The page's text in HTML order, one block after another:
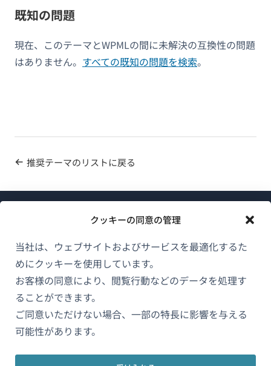
クッキーの同意の管理
当社は、ウェブサイトおよびサービスを最適化するた
めにクッキーを使用しています。
お客様の同意により、閲覧行動などのデータを処理す
ることができます。
ご同意いただけない場合、一部の特長に影響を与える
可能性があります。
既知の問題
現在、このテーマとWPMLの間に未解決の互換性の問題
はありません。 すべての既知の問題を検索。
推奨テーマのリストに戻る
WPMLについて
GDPRおよびプライバシーポリシー
チームに参加（新
し
し
し